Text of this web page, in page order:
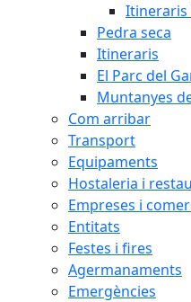
Itineraris
Pedra seca
Itineraris
El Parc del
Muntanyes
Com arribar
Transport
Equipaments
Hostaleria i
Empreses i
Entitats
Festes i fires
Agermanaments
Emergències